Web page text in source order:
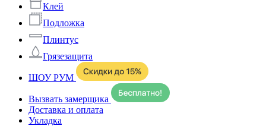
Клей
Подложка
Плинтус
Грязезащита
ШОУ РУМ
Вызвать замерщика
Доставка и оплата
Укладка